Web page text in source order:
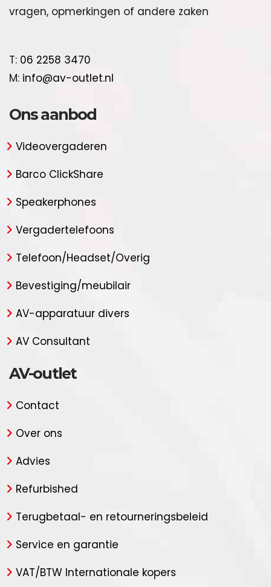
vragen, opmerkingen of andere zaken
T: 06 2258 3470
M: info@av-outlet.nl
Ons aanbod
Videovergaderen
Barco ClickShare
Speakerphones
Vergadertelefoons
Telefoon/Headset/Overig
Bevestiging/meubilair
AV-apparatuur divers
AV Consultant
AV-outlet
Contact
Over ons
Advies
Refurbished
Terugbetaal- en retourneringsbeleid
Service en garantie
VAT/BTW Internationale kopers